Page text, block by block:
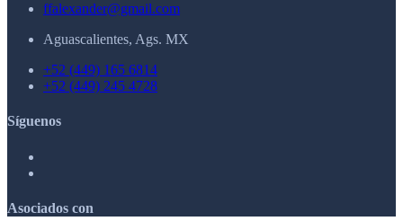
ffalexander@gmail.com
Aguascalientes, Ags. MX
+52 (449) 165 6814
+52 (449) 245 4728
Síguenos
Asociados con